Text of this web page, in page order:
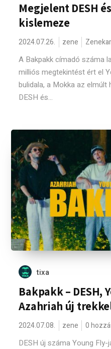
Megjelent DESH
kislemeze
2024.07.26. zene
A Bakpakk címadó száma
milliós megtekintést ért el
bulidala, a Mokka az
DESH és...
tixa
Bakpakk – DESH,
Azahriah új
2024.07.08. zene 0
DESH új száma Young